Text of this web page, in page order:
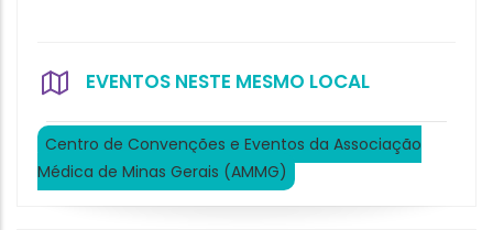
EVENTOS NESTE MESMO LOCAL
Centro de Convenções e Eventos da Associação
Médica de Minas Gerais (AMMG)